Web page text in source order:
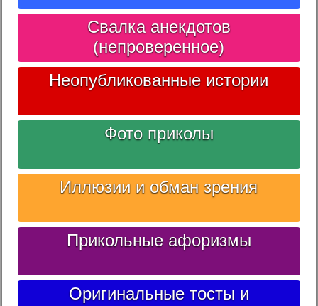
Свалка анекдотов
(непроверенное)
Неопубликованные истории
Фото приколы
Иллюзии и обман зрения
Прикольные афоризмы
Оригинальные тосты и